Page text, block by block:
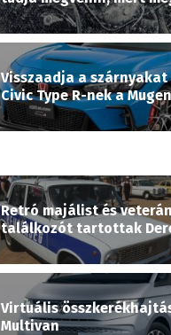
Visszaadja a szárnyakat
Civic Type R-nek a Mugen
Retró majálist és
találkozót tartottak
Virtuális
Multivan